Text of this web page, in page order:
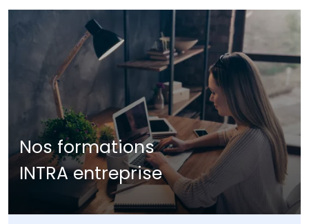
Nos formations
INTRA entreprise